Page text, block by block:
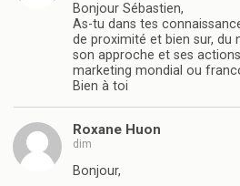
Bonjour Sébastien,
As-tu dans tes
de proximité et bien sur, du
son approche et ses
marketing mondial ou
Bien à toi
Roxane Huon
dim
Bonjour,